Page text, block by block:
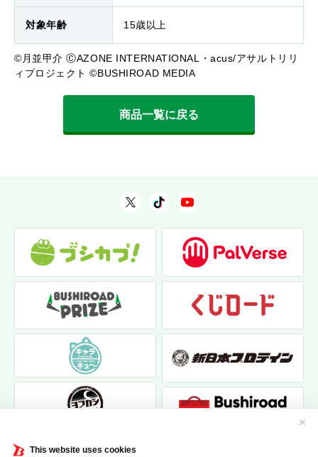
This website uses cookies
✕
対象年齢 15歳以上
©月並甲介 ⒸAZONE INTERNATIONAL・acus/アサルトリリ
ィプロジェクト ©BUSHIROAD MEDIA
商品一覧に戻る